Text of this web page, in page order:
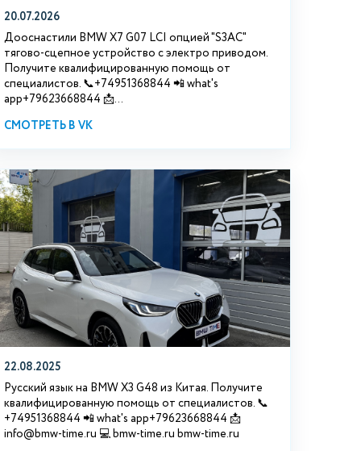
20.07.2026
Дооснастили BMW Х7 G07 LCI опцией "S3АС"
тягово-сцепное устройство с электро приводом.
Получите квалифицированную помощь от
специалистов. 📞+74951368844 📲 what's
app+79623668844 📩...
СМОТРЕТЬ В VK
22.08.2025
Русский язык на BMW X3 G48 из Китая. Получите
квалифицированную помощь от специалистов. 📞
+74951368844 📲 what's app+79623668844 📩
info@bmw-time.ru 💻 bmw-time.ru bmw-time.ru